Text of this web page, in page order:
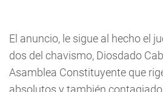
El anuncio, le sigue al hecho el
dos del chavismo, Diosdado
Asamblea Constituyente que
absolutos y también